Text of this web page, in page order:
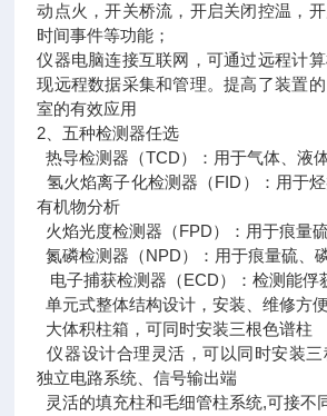
动点火，开关桥流，开启关闭控温，
时间事件等功能；
仪器电脑连接互联网，可通过远程计
现远程数据采集和管理。提高了装置
室的有效应用
2、五种检测器任选
热导检测器（TCD）：用于气体、液
氢火焰离子化检测器（FID）：用于
有机物分析
火焰光度检测器（FPD）：用于痕量
氮磷检测器（NPD）：用于痕量硫、
电子捕获检测器（ECD）：检测能俘
单元式整体结构设计，安装、维修方便
大体积柱箱，可同时安装三根色谱柱
仪器设计合理灵活，可以同时安装三
独立电路系统、信号输出端
灵活的填充柱和毛细管柱系统,可接不